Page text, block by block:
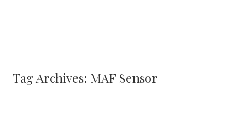
Tag Archives: MAF Sensor